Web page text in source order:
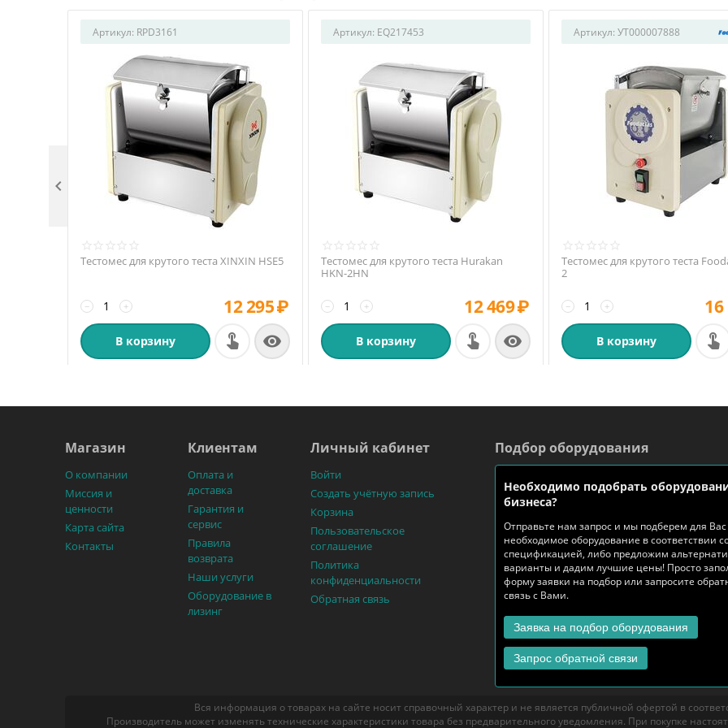
Артикул: RPD3161
Тестомес для крутого теста XINXIN HSE5
+
− 12 295₽
В корзину 
Артикул: EQ217453
Тестомес для крутого теста Hurakan
HKN-2HN
+
− 12 469₽
В корзину 
Артикул: УТ000007888
Тестомес для крутого теста
2
+
− 16
В корзину

Магазин
О компании
Миссия и
ценности
Карта сайта
Контакты
Клиентам
Оплата и
доставка
Гарантия и
сервис
Правила
возврата
Наши услуги
Оборудование в
лизинг
Личный кабинет
Войти
Создать учётную запись
Корзина
Пользовательское
соглашение
Политика
конфиденциальности
Обратная связь
Подбор оборудования
Необходимо подобрать
бизнеса?
Отправьте нам запрос и мы подберем для Вас
необходимое оборудование в соответствии
спецификацией, либо предложим
варианты и дадим лучшие цены! Просто
форму заявки на подбор или запросите
связь с Вами.
Заявка на подбор оборудования
Запрос обратной связи
Вся информация о товарах на сайте носит справочный характер и не является публичной офертой в
Производитель может изменять технические характеристики товара без предварительного уведомления. При покупке